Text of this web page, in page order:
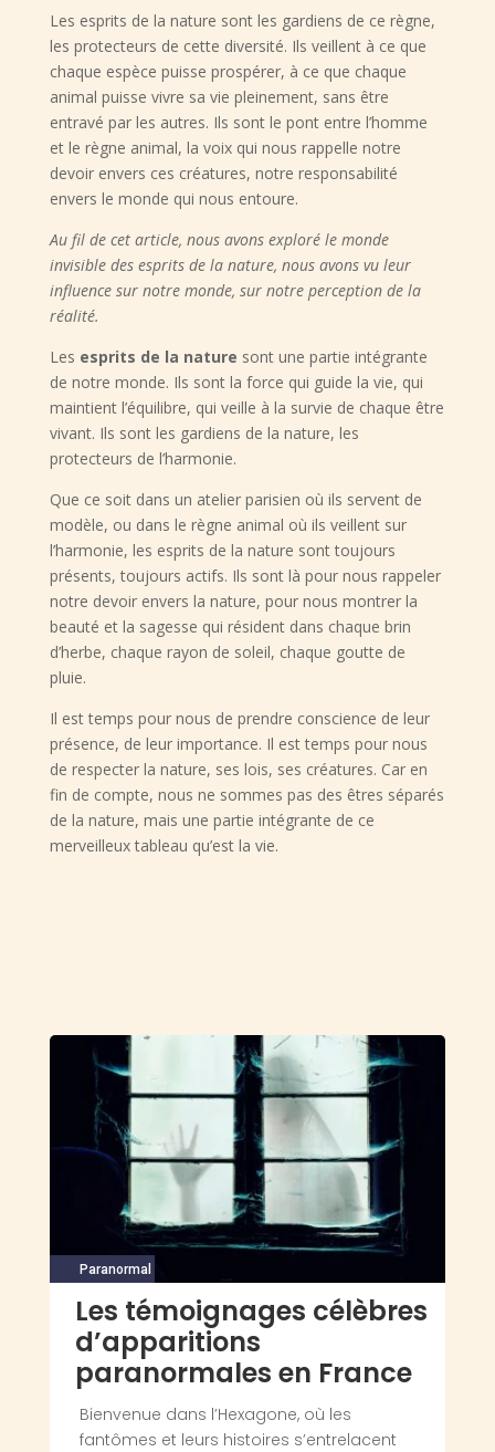
Les esprits de la nature sont les gardiens de ce règne,
les protecteurs de cette diversité. Ils veillent à ce que
chaque espèce puisse prospérer, à ce que chaque
animal puisse vivre sa vie pleinement, sans être
entravé par les autres. Ils sont le pont entre l’homme
et le règne animal, la voix qui nous rappelle notre
devoir envers ces créatures, notre responsabilité
envers le monde qui nous entoure.
Au fil de cet article, nous avons exploré le monde
invisible des esprits de la nature, nous avons vu leur
influence sur notre monde, sur notre perception de la
réalité.
Les esprits de la nature sont une partie intégrante
de notre monde. Ils sont la force qui guide la vie, qui
maintient l’équilibre, qui veille à la survie de chaque être
vivant. Ils sont les gardiens de la nature, les
protecteurs de l’harmonie.
Que ce soit dans un atelier parisien où ils servent de
modèle, ou dans le règne animal où ils veillent sur
l’harmonie, les esprits de la nature sont toujours
présents, toujours actifs. Ils sont là pour nous rappeler
notre devoir envers la nature, pour nous montrer la
beauté et la sagesse qui résident dans chaque brin
d’herbe, chaque rayon de soleil, chaque goutte de
pluie.
Il est temps pour nous de prendre conscience de leur
présence, de leur importance. Il est temps pour nous
de respecter la nature, ses lois, ses créatures. Car en
fin de compte, nous ne sommes pas des êtres séparés
de la nature, mais une partie intégrante de ce
merveilleux tableau qu’est la vie.
Paranormal
Les témoignages célèbres
d’apparitions
paranormales en France
Bienvenue dans l’Hexagone, où les
fantômes et leurs histoires s’entrelacent